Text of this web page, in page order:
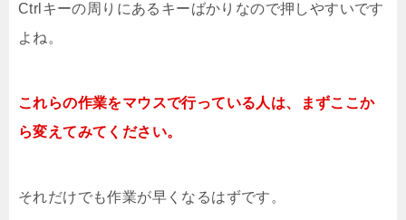
Ctrlキーの周りにあるキーばかりなので押しやすいです
よね。
これらの作業をマウスで行っている人は、まずここか
ら変えてみてください。
それだけでも作業が早くなるはずです。